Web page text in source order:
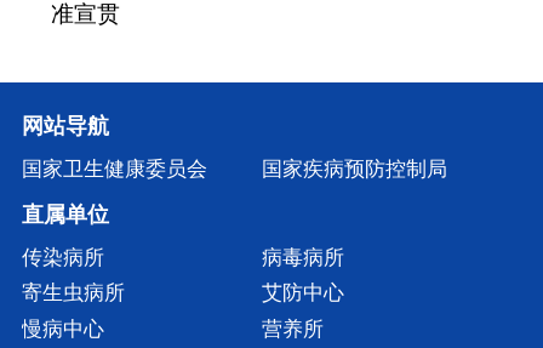
准宣贯
网站导航
国家卫生健康委员会 国家疾病预防控制局
直属单位
传染病所
病毒病所
寄生虫病所
艾防中心
慢病中心
营养所